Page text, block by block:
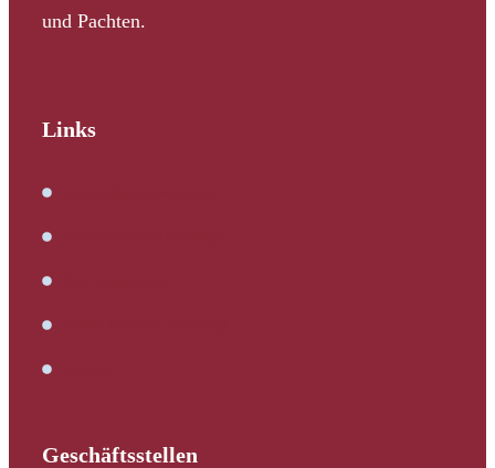
und Pachten.
Links
Geschäftsstellen